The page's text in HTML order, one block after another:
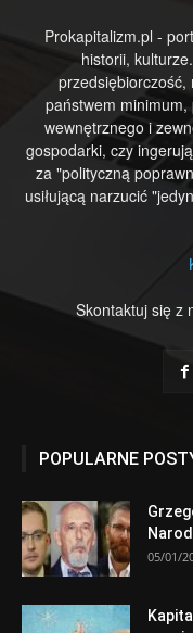
Prokapitalizm.pl -
historii,
przedsiębiorczość,
państwem
wewnętrznego i
gospodarki, czy
za "polityczną
usiłującą narzucić
Skontaktuj się z
POPULARNE
05/01/